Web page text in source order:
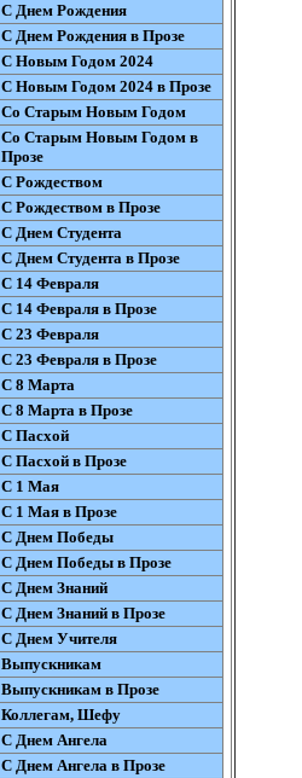
С Днем Рождения
С Днем Рождения в Прозе
С Новым Годом 2024
С Новым Годом 2024 в Прозе
Со Старым Новым Годом
Со Старым Новым Годом в
Прозе
С Рождеством
С Рождеством в Прозе
С Днем Студента
С Днем Студента в Прозе
С 14 Февраля
С 14 Февраля в Прозе
С 23 Февраля
С 23 Февраля в Прозе
С 8 Марта
С 8 Марта в Прозе
С Пасхой
С Пасхой в Прозе
С 1 Мая
С 1 Мая в Прозе
С Днем Победы
С Днем Победы в Прозе
С Днем Знаний
С Днем Знаний в Прозе
С Днем Учителя
Выпускникам
Выпускникам в Прозе
Коллегам, Шефу
С Днем Ангела
С Днем Ангела в Прозе